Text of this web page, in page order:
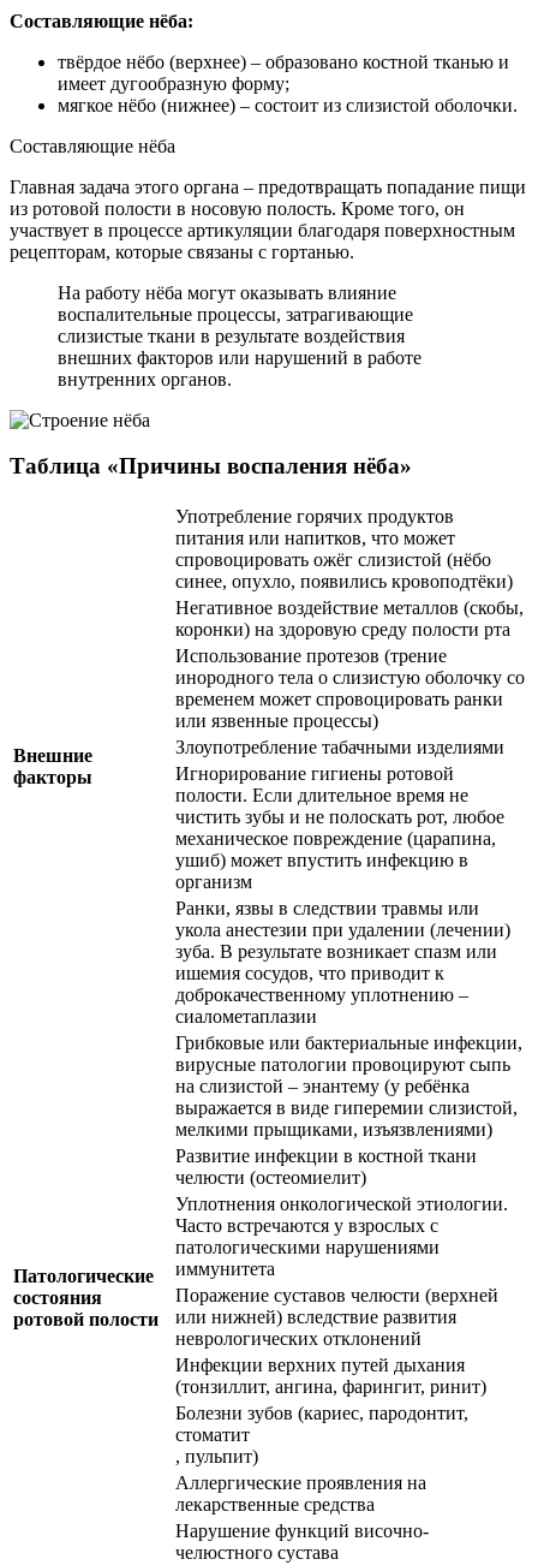
Составляющие нёба:
твёрдое нёбо (верхнее) – образовано костной тканью и
имеет дугообразную форму;
мягкое нёбо (нижнее) – состоит из слизистой оболочки.
Составляющие нёба
Главная задача этого органа – предотвращать попадание пищи
из ротовой полости в носовую полость. Кроме того, он
участвует в процессе артикуляции благодаря поверхностным
рецепторам, которые связаны с гортанью.
На работу нёба могут оказывать влияние
воспалительные процессы, затрагивающие
слизистые ткани в результате воздействия
внешних факторов или нарушений в работе
внутренних органов.
Таблица «Причины воспаления нёба»
Внешние
факторы
Употребление горячих продуктов
питания или напитков, что может
спровоцировать ожёг слизистой (нёбо
синее, опухло, появились кровоподтёки)
Негативное воздействие металлов (скобы,
коронки) на здоровую среду полости рта
Использование протезов (трение
инородного тела о слизистую оболочку со
временем может спровоцировать ранки
или язвенные процессы)
Злоупотребление табачными изделиями
Игнорирование гигиены ротовой
полости. Если длительное время не
чистить зубы и не полоскать рот, любое
механическое повреждение (царапина,
ушиб) может впустить инфекцию в
организм
Ранки, язвы в следствии травмы или
укола анестезии при удалении (лечении)
зуба. В результате возникает спазм или
ишемия сосудов, что приводит к
доброкачественному уплотнению –
сиалометаплазии
Патологические
состояния
ротовой полости
Грибковые или бактериальные инфекции,
вирусные патологии провоцируют сыпь
на слизистой – энантему (у ребёнка
выражается в виде гиперемии слизистой,
мелкими прыщиками, изъязвлениями)
Развитие инфекции в костной ткани
челюсти (остеомиелит)
Уплотнения онкологической этиологии.
Часто встречаются у взрослых с
патологическими нарушениями
иммунитета
Поражение суставов челюсти (верхней
или нижней) вследствие развития
неврологических отклонений
Инфекции верхних путей дыхания
(тонзиллит, ангина, фарингит, ринит)
Болезни зубов (кариес, пародонтит,
стоматит
, пульпит)
Аллергические проявления на
лекарственные средства
Нарушение функций височно-
челюстного сустава